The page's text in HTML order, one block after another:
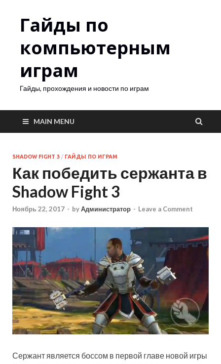
Гайды по
компьютерным
играм
Гайды, прохождения и новости по играм
MAIN MENU
SHADOW FIGHT 3 / ГАЙДЫ ПО ИГРАМ
Как победить сержанта в
Shadow Fight 3
Ноябрь 22, 2017 - byАдминистратор - Leave a Comment
Сержант является боссом в первой главе новой игры